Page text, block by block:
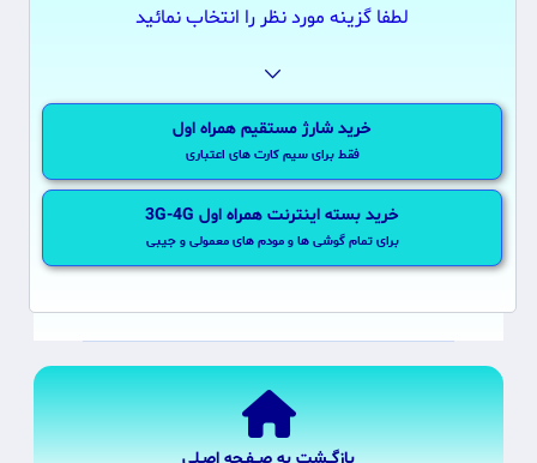
لطفا گزینه مورد نظر را انتخاب نمائید
⌵
خرید شارژ مستقیم همراه اول
فقط برای سیم کارت های اعتباری
3G-4G خرید بسته اینترنت همراه اول
برای تمام گوشی ها و مودم های معمولی و جیبی
بازگــشت به صــفـحه اصـلی